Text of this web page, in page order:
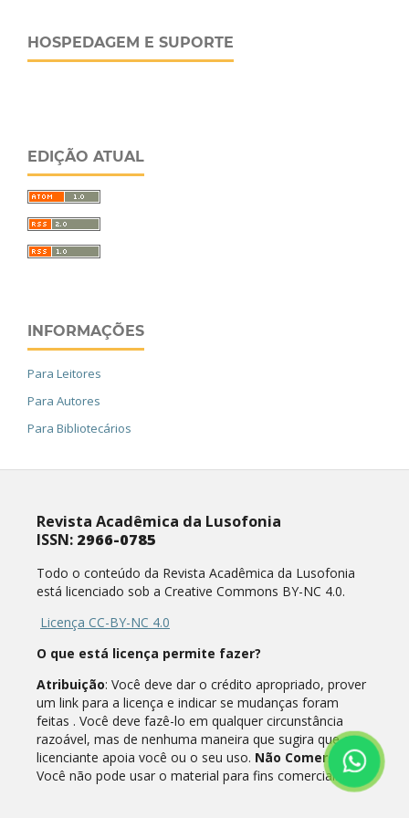
HOSPEDAGEM E SUPORTE
EDIÇÃO ATUAL
INFORMAÇÕES
Para Leitores
Para Autores
Para Bibliotecários
Revista Acadêmica da Lusofonia
ISSN: 2966-0785
Todo o conteúdo da Revista Acadêmica da Lusofonia
está licenciado sob a Creative Commons BY-NC 4.0.
Licença CC-BY-NC 4.0
O que está licença permite fazer?
Atribuição: Você deve dar o crédito apropriado, prover
um link para a licença e indicar se mudanças foram
feitas . Você deve fazê-lo em qualquer circunstância
razoável, mas de nenhuma maneira que sugira que o
licenciante apoia você ou o seu uso. Não Comercial:
Você não pode usar o material para fins comerciais.